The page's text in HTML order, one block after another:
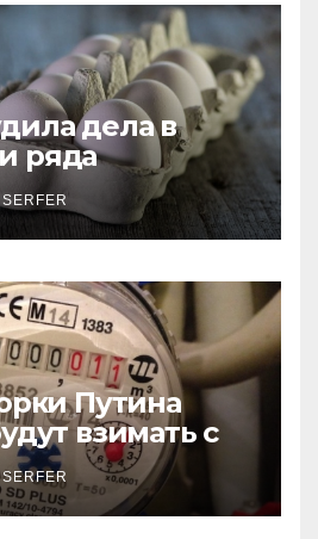
дела в
ряда
куриных
SERFER
Путина
взимать с
за ЖКХ